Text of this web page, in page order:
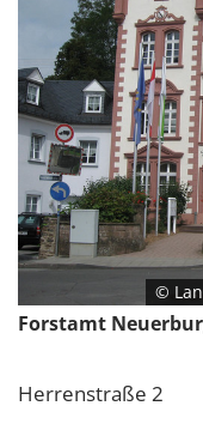
©
Forstamt
Herrenstraße 2